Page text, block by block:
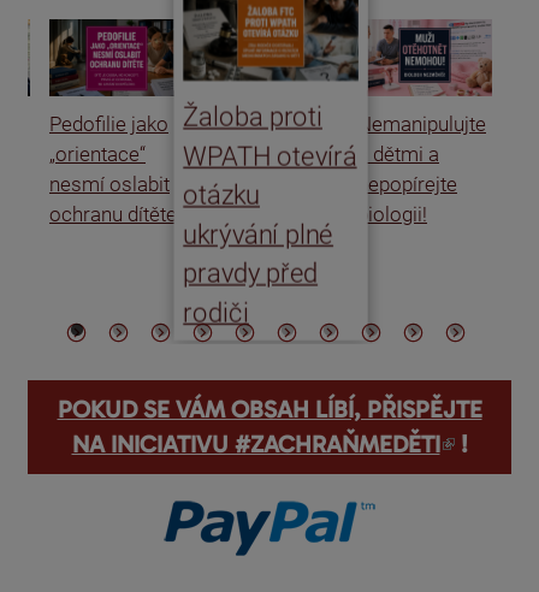
Pedofilie jako
„orientace“
nesmí oslabit
ochranu dítěte
Žaloba proti
WPATH otevírá
otázku
ukrývání plné
pravdy před
rodiči
Nemanipulujte
s dětmi a
nepopírejte
biologii!
POKUD SE VÁM OBSAH LÍBÍ, PŘISPĚJTE
NA INICIATIVU #ZACHRAŇMEDĚTI
(odkaz je externí) !